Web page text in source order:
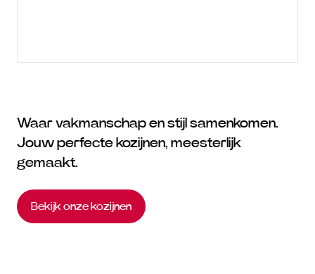
Waar vakmanschap en stijl samenkomen.
Jouw perfecte kozijnen, meesterlijk
gemaakt.
Bekijk onze kozijnen